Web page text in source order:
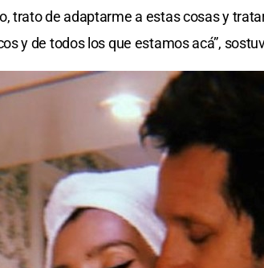
trato de adaptarme a estas cosas y
y de todos los que estamos acá”,